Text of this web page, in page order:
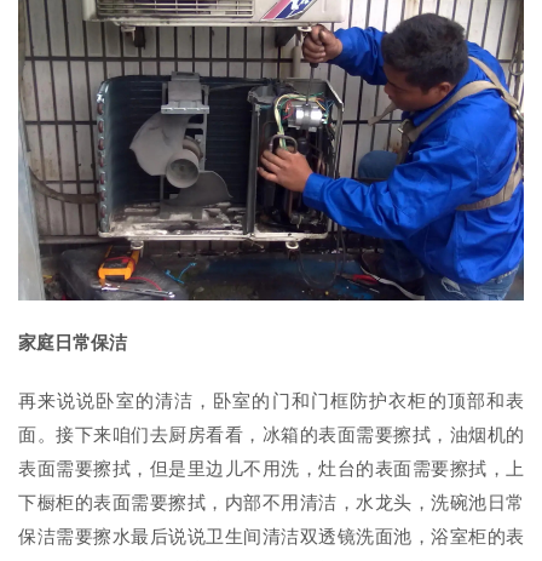
家庭日常保洁
再来说说卧室的清洁，卧室的门和门框防护衣柜的顶部和表
面。接下来咱们去厨房看看，冰箱的表面需要擦拭，油烟机的
表面需要擦拭，但是里边儿不用洗，灶台的表面需要擦拭，上
下橱柜的表面需要擦拭，内部不用清洁，水龙头，洗碗池日常
保洁需要擦水最后说说卫生间清洁双透镜洗面池，浴室柜的表